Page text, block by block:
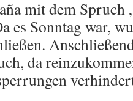
mit dem
es Sonntag war,
da